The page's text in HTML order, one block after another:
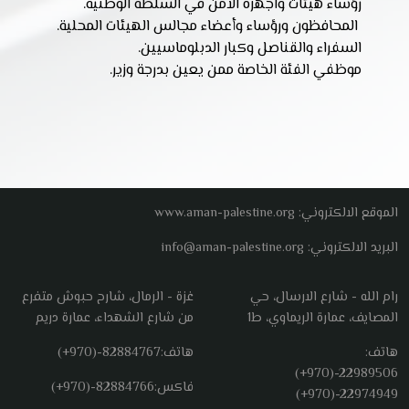
رؤساء هيئات واجهزة الامن في السلطة الوطنية.
المحافظون ورؤساء وأعضاء مجالس الهيئات المحلية.
السفراء والقناصل وكبار الدبلوماسيين.
موظفي الفئة الخاصة ممن يعين بدرجة وزير.
الموقع الالكتروني: www.aman-palestine.org
البريد الالكتروني: info@aman-palestine.org
رام الله - شارع الارسال، حي
المصايف، عمارة الريماوي، ط1
هاتف:
(+970)-22989506
(+970)-22974949
غزة - الرمال، شارح حبوش متفرع
من شارع الشهداء، عمارة دريم
هاتف:(+970)-82884767
فاكس:(+970)-82884766